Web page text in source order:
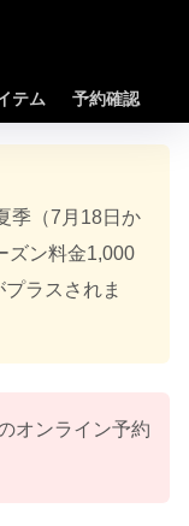
テム 予約確認
季（7月18日か
ズン料金1,000
ラスされま
オンライン予約